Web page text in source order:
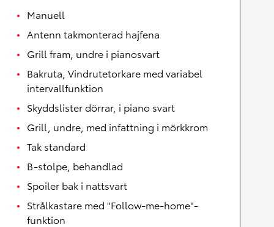
Manuell
Antenn takmonterad hajfena
Grill fram, undre i pianosvart
Bakruta, Vindrutetorkare med variabel
intervallfunktion
Skyddslister dörrar, i piano svart
Grill, undre, med infattning i mörkkrom
Tak standard
B-stolpe, behandlad
Spoiler bak i nattsvart
Strålkastare med "Follow-me-home"-
funktion